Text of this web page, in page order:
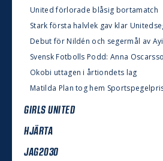
United förlorade blåsig bortamatch
Stark första halvlek gav klar
Debut för Nildén och segermål av
Svensk Fotbolls Podd: Anna
Okobi uttagen i årtiondets lag
Matilda Plan tog hem
GIRLS UNITED
HJÄRTA
JAG2030